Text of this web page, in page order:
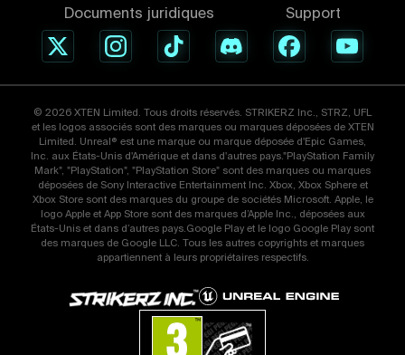
Documents juridiques Support
© 2026 XTEN Limited. Tous droits réservés. STRIKERZ Inc., STRZ, UFL
et les logos associés sont des marques ou marques déposées de XTEN
Limited. Unreal® est une marque ou marque déposée d'Epic Games,
Inc. aux États-Unis d'Amérique et dans d'autres pays."PlayStation Family
Mark", "PlayStation", "PlayStation Store" sont des marques ou marques
déposées de Sony Interactive Entertainment Inc. Xbox, Xbox Sphere et
Xbox Store sont des marques du groupe de sociétés Microsoft. Apple, le
logo Apple et App Store sont des marques d’Apple Inc., déposées aux
États-Unis et dans d’autres pays.Google Play et le logo Google Play sont
des marques de Google LLC. Tous les autres copyrights et marques
appartiennent à leurs propriétaires respectifs.